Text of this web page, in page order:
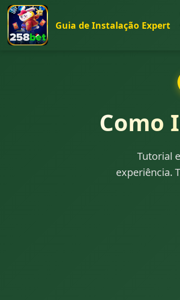
Guia de Instalação Expert
Como
Tutorial
experiência.